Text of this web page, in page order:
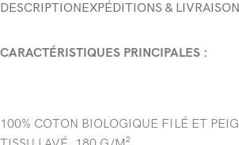
DESCRIPTIONEXPÉDITIONS &
CARACTÉRISTIQUES PRINCIPALES :
100% COTON BIOLOGIQUE FILÉ ET